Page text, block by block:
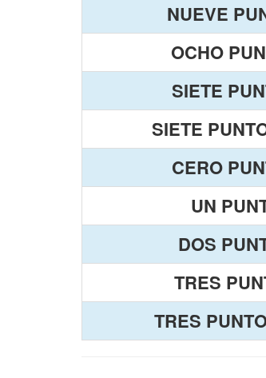
NUEVE
OCHO
SIETE
SIETE
CERO
UN
DOS
TRES
TRES